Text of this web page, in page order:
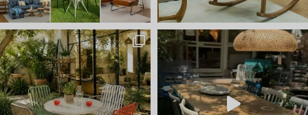
חדש ⭐ קונטיינרים של ריהוט ל